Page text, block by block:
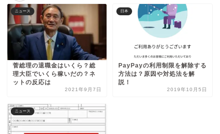
ニュース
菅総理の退職金はいくら？総
理大臣でいくら稼いだの？ネ
ットの反応は
2021年9月7日
日本
PayPayの利用制限を解除する
方法は？原因や対処法を解
説！
2019年10月5日
ニュース